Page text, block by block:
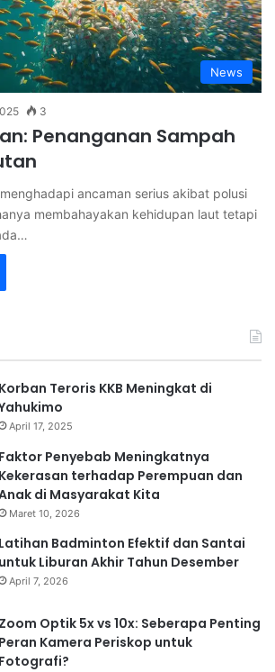
News
3
Penanganan Sampah
ancaman serius akibat polusi
membahayakan kehidupan laut tetapi
Korban Teroris KKB Meningkat di
April 17, 2025
Faktor Penyebab Meningkatnya
Kekerasan terhadap Perempuan dan
di Masyarakat Kita
Maret 10, 2026
Latihan Badminton Efektif dan Santai
untuk Liburan Akhir Tahun Desember
April 7, 2026
Zoom Optik 5x vs 10x: Seberapa Penting
Peran Kamera Periskop untuk
Fotografi?